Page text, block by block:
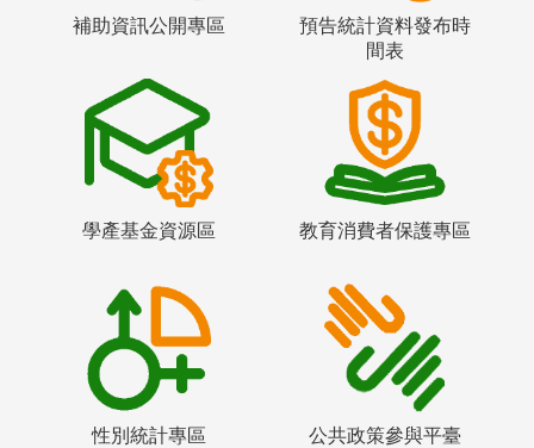
補助資訊公開專區
預告統計資料發布時
間表
學產基金資源區 教育消費者保護專區
性別統計專區 公共政策參與平臺